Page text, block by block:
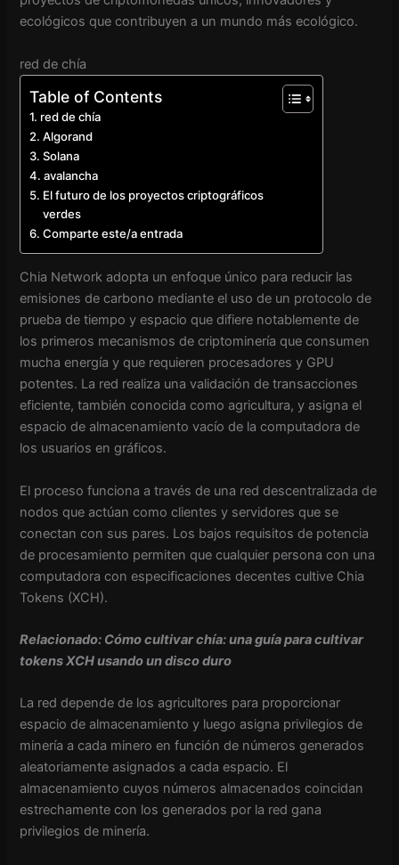
ecológicos que contribuyen a un mundo más ecológico.
red de chía
Table of Contents
red de chía
Algorand
Solana
avalancha
El futuro de los proyectos criptográficos
verdes
Comparte este/a entrada
Chia Network adopta un enfoque único para reducir las
emisiones de carbono mediante el uso de un protocolo de
prueba de tiempo y espacio que difiere notablemente de
los primeros mecanismos de criptominería que consumen
mucha energía y que requieren procesadores y GPU
potentes. La red realiza una validación de transacciones
eficiente, también conocida como agricultura, y asigna el
espacio de almacenamiento vacío de la computadora de
los usuarios en gráficos.
El proceso funciona a través de una red descentralizada de
nodos que actúan como clientes y servidores que se
conectan con sus pares. Los bajos requisitos de potencia
de procesamiento permiten que cualquier persona con una
computadora con especificaciones decentes cultive Chia
Tokens (XCH).
Relacionado: Cómo cultivar chía: una guía para cultivar
tokens XCH usando un disco duro
La red depende de los agricultores para proporcionar
espacio de almacenamiento y luego asigna privilegios de
minería a cada minero en función de números generados
aleatoriamente asignados a cada espacio. El
almacenamiento cuyos números almacenados coincidan
estrechamente con los generados por la red gana
privilegios de minería.